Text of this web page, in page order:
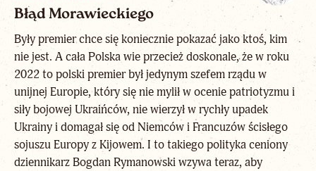
Błąd Morawieckiego
Były premier chce się koniecznie pokazać jako ktoś, kim
nie jest. A cała Polska wie przecież doskonale, że w roku
2022 to polski premier był jedynym szefem rządu w
unijnej Europie, który się nie mylił w ocenie patriotyzmu i
siły bojowej Ukraińców, nie wierzył w rychły upadek
Ukrainy i domagał się od Niemców i Francuzów ścisłego
sojuszu Europy z Kijowem. I to takiego polityka ceniony
dziennikarz Bogdan Rymanowski wzywa teraz, aby